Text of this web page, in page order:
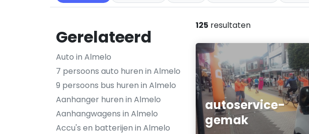
Gerelateerd
Auto in Almelo
7 persoons auto huren in Almelo
9 persoons bus huren in Almelo
Aanhanger huren in Almelo
Aanhangwagens in Almelo
Accu's en batterijen in Almelo
125 resultaten
autoservice-
gemak